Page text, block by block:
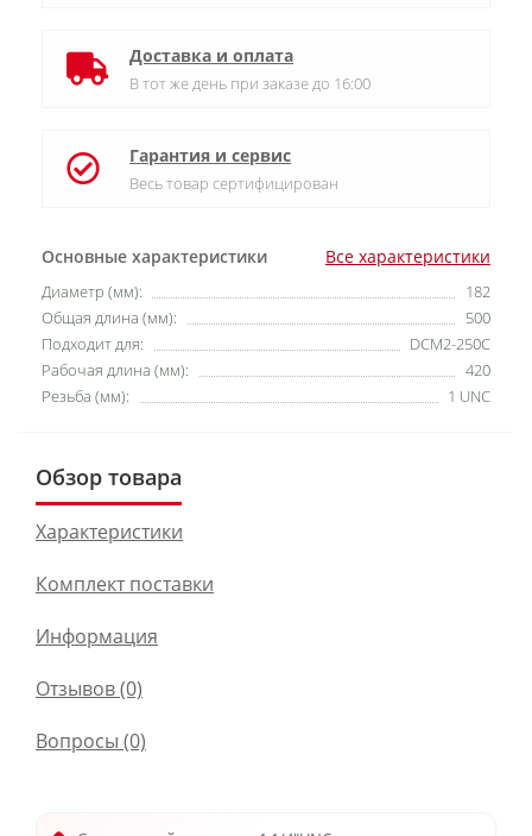
Основные характеристики Все характеристики
Диаметр (мм):
182
Общая длина (мм):
500
Подходит для:
DCM2-250C
Рабочая длина (мм):
420
Резьба (мм):
1 UNC
Доставка и оплата
В тот же день при заказе до 16:00
Гарантия и сервис
Весь товар сертифицирован
Обзор товара
Характеристики
Комплект поставки
Информация
Отзывов (0)
Вопросы (0)